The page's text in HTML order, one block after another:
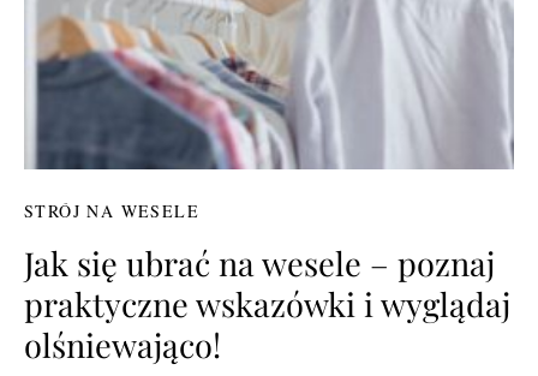
STRÓJ NA WESELE
Jak się ubrać na wesele – poznaj
praktyczne wskazówki i wyglądaj
olśniewająco!